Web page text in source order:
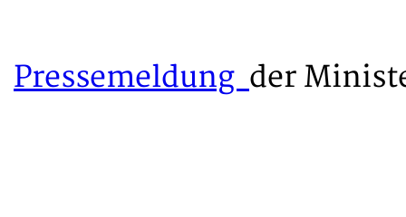
Pressemeldung der